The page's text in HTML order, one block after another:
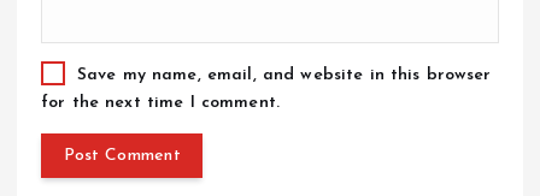
Save my name, email, and website in this browser
for the next time I comment.